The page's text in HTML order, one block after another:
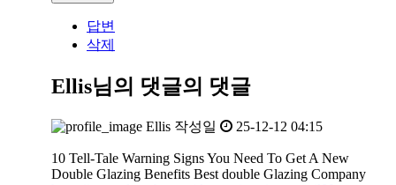
답변
삭제
Ellis님의 댓글의 댓글
Ellis 작성일 25-12-12 04:15
10 Tell-Tale Warning Signs You Need To Get A New
Double Glazing Benefits Best double Glazing Company